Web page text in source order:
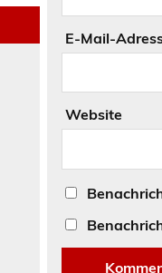
E-Mail-
Website